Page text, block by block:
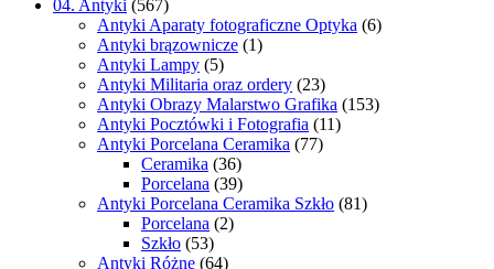
04. Antyki (567)
Antyki Aparaty fotograficzne Optyka (6)
Antyki brązownicze (1)
Antyki Lampy (5)
Antyki Militaria oraz ordery (23)
Antyki Obrazy Malarstwo Grafika (153)
Antyki Pocztówki i Fotografia (11)
Antyki Porcelana Ceramika (77)
Ceramika (36)
Porcelana (39)
Antyki Porcelana Ceramika Szkło (81)
Porcelana (2)
Szkło (53)
Antyki Różne (64)